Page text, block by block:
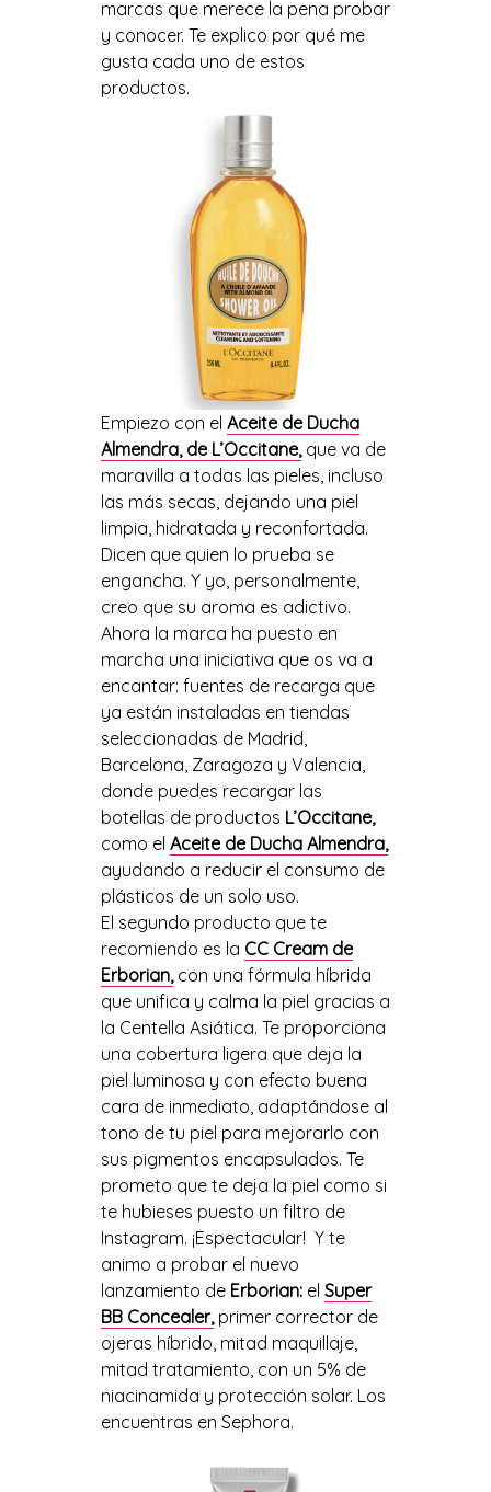
marcas que merece la pena probar
y conocer. Te explico por qué me
gusta cada uno de estos
productos.
Empiezo con el Aceite de Ducha
Almendra,de L’Occitane,que va de
maravilla a todas las pieles, incluso
las más secas dejando una piel
limpia, hidratada y reconfortada.
Dicen que quien lo prueba se
engancha. Y yo, personalmente,
creo que su aroma es adictivo.
Ahora la marca ha puesto en
marcha una iniciativa que os va a
encantar: fuentes de recarga que
ya están instaladas en tiendas
seleccionadas de Madrid,
Barcelona, Zaragoza y Valencia
donde puedes recargar las
botellas de productos L’Occitane,
como el Aceite de Ducha Almendra,
ayudando a reducir el consumo de
plásticos de un solo uso.
El segundo producto que te
recomiendo es la CC Creamde
Erborian,con una fórmula híbrida
que unifica y calma la piel gracias a
la Centella Asiática. Te proporciona
una cobertura ligera que deja la
piel luminosa y con efecto buena
cara de inmediato adaptándoseal
tono de tu piel para mejorarlo con
sus pigmentos encapsulados. Te
prometo que te deja la piel como si
te hubieses puesto un filtro de
Instagram. ¡Espectacular! Y te
animo a probar el nuevo
lanzamiento de Erborian:el Super
BB Concealer, primer corrector de
ojeras híbrido, mitad maquillaje,
mitad tratamiento, con un 5% de
niacinamida y protección solar. Los
encuentras en Sephora.